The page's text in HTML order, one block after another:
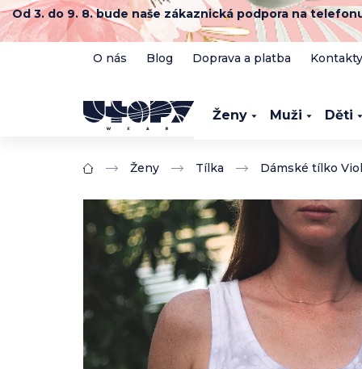
Přejít
na
obsah
Od 3. do 9. 8. bude naše zákaznická podpora na
O nás Blog Doprava a platba Kontakty
Ženy Muži Děti
Domů Ženy Tílka Dámské tílko